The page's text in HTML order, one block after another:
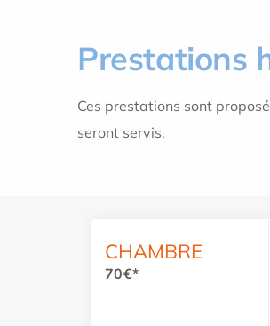
Prestations
Ces prestations sont
seront servis.
CHAMBRE
70€*